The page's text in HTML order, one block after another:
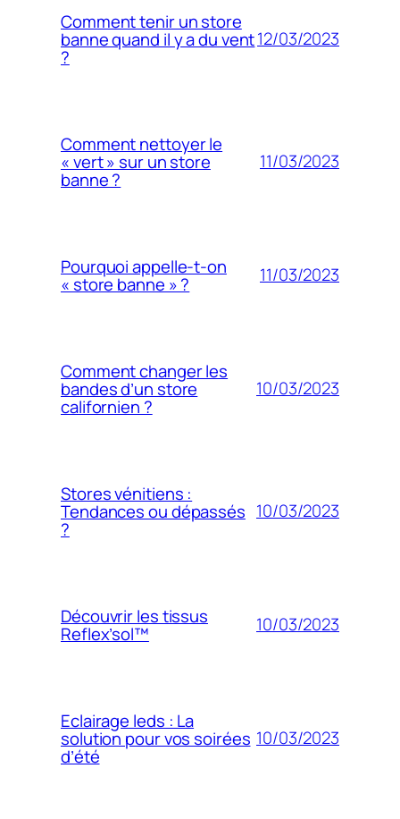
Comment tenir un store
banne quand il y a du vent
?
12/03/2023
Comment nettoyer le
« vert » sur un store
banne ?
11/03/2023
Pourquoi appelle-t-on
« store banne » ? 11/03/2023
Comment changer les
bandes d’un store
californien ?
10/03/2023
Stores vénitiens :
Tendances ou dépassés
?
10/03/2023
Découvrir les tissus
Reflex’sol™ 10/03/2023
Eclairage leds : La
solution pour vos soirées
d’été
10/03/2023